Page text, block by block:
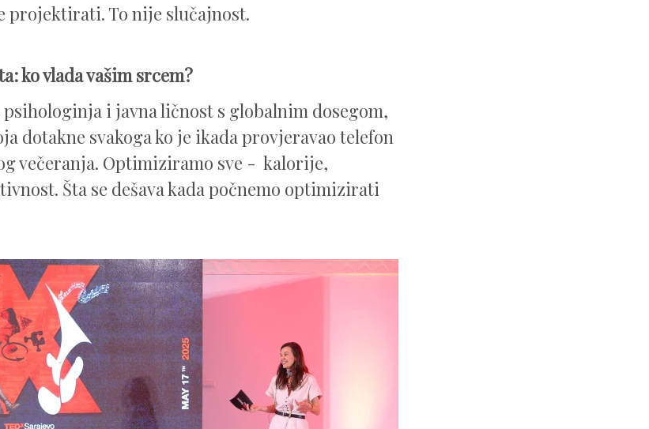
projektirati. To nije slučajnost.
ko vlada vašim srcem?
psihologinja i javna ličnost s globalnim dosegom,
dotakne svakoga ko je ikada provjeravao telefon
večeranja. Optimiziramo sve - kalorije,
Šta se dešava kada počnemo optimizirati